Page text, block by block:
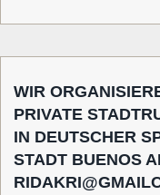
WIR
PRIVATE
IN DEUTSCHER
STADT BUENOS